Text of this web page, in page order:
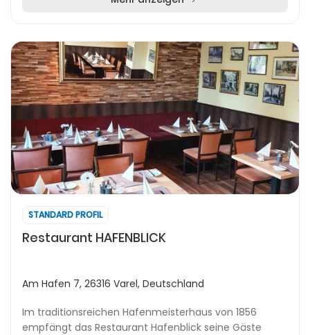
STANDARD PROFIL
Restaurant HAFENBLICK
Am Hafen 7, 26316 Varel, Deutschland
Im traditionsreichen Hafenmeisterhaus von 1856
empfängt das Restaurant Hafenblick seine Gäste